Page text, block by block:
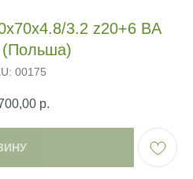
3.2 z20+6 BA
(Польша)
00175
р.